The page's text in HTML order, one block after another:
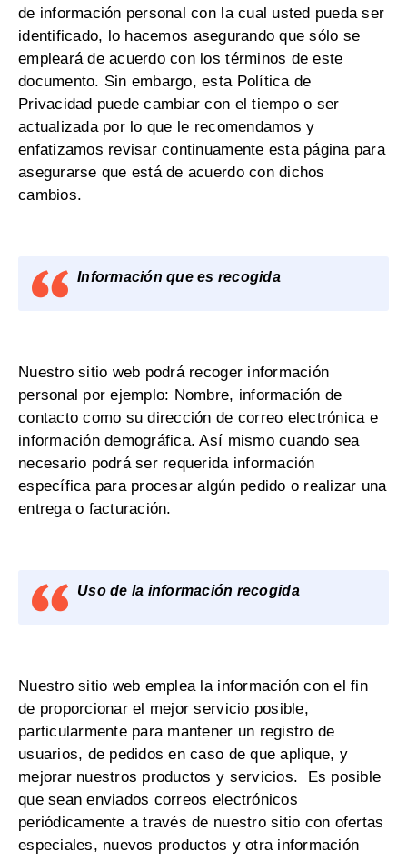
de información personal con la cual usted pueda ser
identificado, lo hacemos asegurando que sólo se
empleará de acuerdo con los términos de este
documento. Sin embargo, esta Política de
Privacidad puede cambiar con el tiempo o ser
actualizada por lo que le recomendamos y
enfatizamos revisar continuamente esta página para
asegurarse que está de acuerdo con dichos
cambios.
Información que es recogida
Nuestro sitio web podrá recoger información
personal por ejemplo: Nombre, información de
contacto como su dirección de correo electrónica e
información demográfica. Así mismo cuando sea
necesario podrá ser requerida información
específica para procesar algún pedido o realizar una
entrega o facturación.
Uso de la información recogida
Nuestro sitio web emplea la información con el fin
de proporcionar el mejor servicio posible,
particularmente para mantener un registro de
usuarios, de pedidos en caso de que aplique, y
mejorar nuestros productos y servicios. Es posible
que sean enviados correos electrónicos
periódicamente a través de nuestro sitio con ofertas
especiales, nuevos productos y otra información